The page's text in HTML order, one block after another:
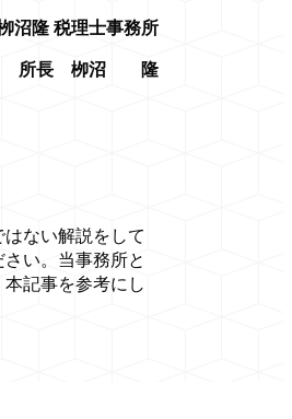
沼隆 税理士事務所
所長 栁沼 隆
ない解説をして
い。当事務所と
記事を参考にし